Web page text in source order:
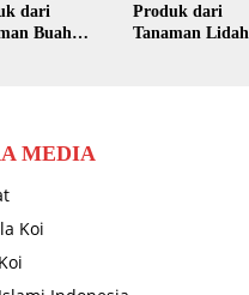
dari
Buah
Produk dari
Tanaman Lidah
MEDIA
Koi